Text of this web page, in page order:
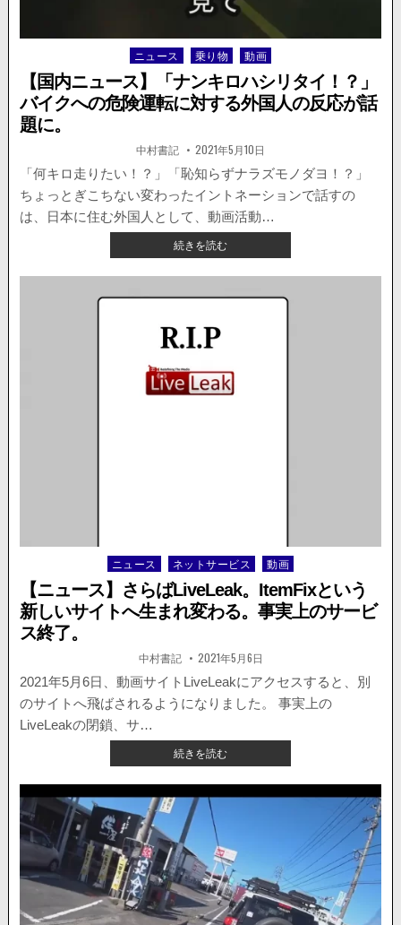
Posted
in
ニュース 乗り物 動画
【国内ニュース】「ナンキロハシリタイ！？」
バイクへの危険運転に対する外国人の反応が話
題に。
著
者:
中村書記 掲
載
日：
2021年5月10日
「何キロ走りたい！？」「恥知らずナラズモノダヨ！？」
ちょっとぎこちない変わったイントネーションで話すの
は、日本に住む外国人として、動画活動…
続きを読む【国
内
ニ
ュ
キ
ロ
の
危
険
運
に
対
す
る
国
人
の
反
題
に。
Posted
in
ニュース ネットサービス 動画
【ニュース】さらばLiveLeak。ItemFixという
新しいサイトへ生まれ変わる。事実上のサービ
ス終了。
著
者:
中村書記 掲
載
日：
2021年5月6日
2021年5月6日、動画サイトLiveLeakにアクセスすると、別
のサイトへ飛ばされるようになりました。 事実上の
LiveLeakの閉鎖、サ…
続きを読む【ニ
ュ
ー
ス】
ば
LIVELEAK。
ITEMFIX
と
い